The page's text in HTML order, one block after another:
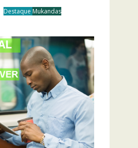
Destaque Mukandas